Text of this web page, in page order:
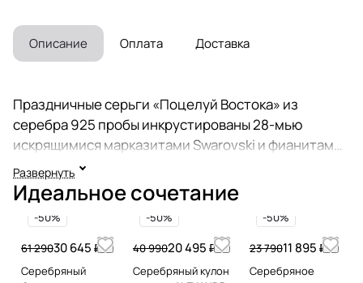
Описание Оплата Доставка
Праздничные серьги «Поцелуй Востока» из
серебра 925 пробы инкрустированы 28-мью
искрящимися марказитами Swarovski и фианитами
цвета «Бриллиант». Центральный камень
- перламутр из раковины морских моллюсков
цвета Индиго сверху закрытый прозрачным
искрящимся горным хрусталем для придания
глубины, объема и таинственного мерцания.
Длина серьги - 2,4 см. Коллекция ювелирных
Развернуть
Идеальное сочетание
-50%
30 645 ₽
61 290
Серебряный
-50%
20 495 ₽
40 990
Серебряный кулон
-50%
11 895 ₽
23 790
Серебряное